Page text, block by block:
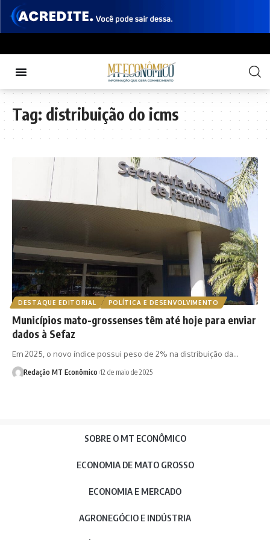
Tag: distribuição do icms
DESTAQUE EDITORIAL POLÍTICA E DESENVOLVIMENTO
Municípios mato-grossenses têm até hoje para enviar
dados à Sefaz
Em 2025, o novo índice possui peso de 2% na distribuição da…
Redação MT Econômico 12 de maio de 2025
SOBRE O MT ECONÔMICO
ECONOMIA DE MATO GROSSO
ECONOMIA E MERCADO
AGRONEGÓCIO E INDÚSTRIA